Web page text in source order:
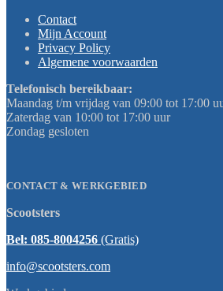
Contact
Mijn Account
Privacy Policy
Algemene voorwaarden
Telefonisch bereikbaar:
Maandag t/m vrijdag van 09:00 tot 17:00
Zaterdag van 10:00 tot 17:00 uur
Zondag gesloten
CONTACT & WERKGEBIED
Scootsters
Bel: 085-8004256 (Gratis)
info@scootsters.com